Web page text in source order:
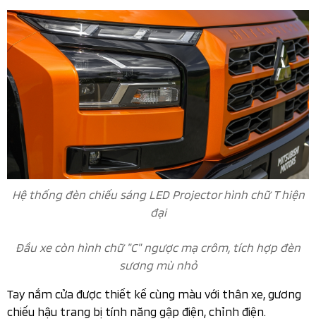
Hệ thống đèn chiếu sáng LED Projector hình chữ T hiện
đại